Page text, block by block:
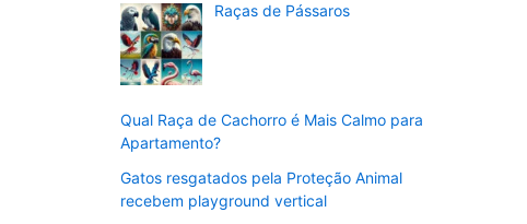
Raças de Pássaros
Qual Raça de Cachorro é Mais Calmo para
Apartamento?
Gatos resgatados pela Proteção Animal
recebem playground vertical